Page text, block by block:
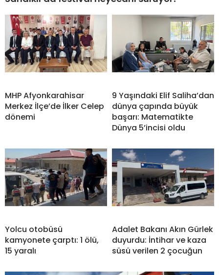
MHP Afyonkarahisar
Merkez İlçe’de İlker Celep
dönemi
9 Yaşındaki Elif Saliha’dan
dünya çapında büyük
başarı: Matematikte
Dünya 5’incisi oldu
Yolcu otobüsü
kamyonete çarptı: 1 ölü,
15 yaralı
Adalet Bakanı Akın Gürlek
duyurdu: İntihar ve kaza
süsü verilen 2 çocuğun